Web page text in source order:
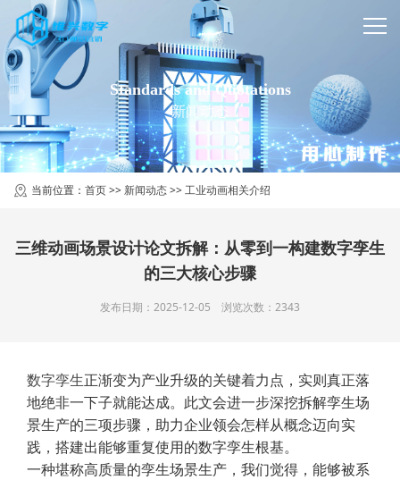
Standards and Quotations
新闻动态
当前位置： 首页>> 新闻动态>>工业动画相关介绍
三维动画场景设计论文拆解：从零到一构建数字孪生
的三大核心步骤
发布日期：2025-12-05 浏览次数：2343
数字孪生正渐变为产业升级的关键着力点，实则真正落
地绝非一下子就能达成。此文会进一步深挖拆解孪生场
景生产的三项步骤，助力企业领会怎样从概念迈向实
践，搭建出能够重复使用的数字孪生根基。
一种堪称高质量的孪生场景生产，我们觉得，能够被系